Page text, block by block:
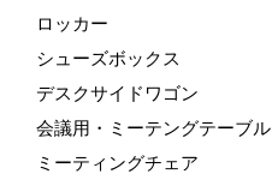
ロッカー
シューズボックス
デスクサイドワゴン
会議用・ミーテングテーブル
ミーティングチェア